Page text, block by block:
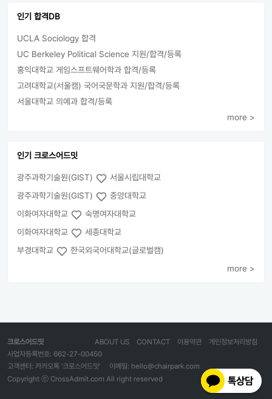
인기 합격DB
UCLA Sociology 합격
UC Berkeley Political Science 지원/합격/등록
홍익대학교 게임스프트웨어학과 합격/등록
고려대학교(서울캠) 국어국문학과 지원/합격/등록
서울대학교 의예과 합격/등록
more >
인기 크로스어드밋
광주과학기술원(GIST)
서울시립대학교
광주과학기술원(GIST)
중앙대학교
이화여자대학교
숙명여자대학교
이화여자대학교
세종대학교
부경대학교
한국외국어대학교(글로벌캠)
more >
크로스어드밋 개인정보처리방침
이용약관
CONTACT
ABOUT US
사업자등록번호: 662-27-00450
고객센터: 카카오톡 '크로스어드밋'
이메일: hello@chairpark.com
Copyright ⓒ CrossAdmit.com All right reserved